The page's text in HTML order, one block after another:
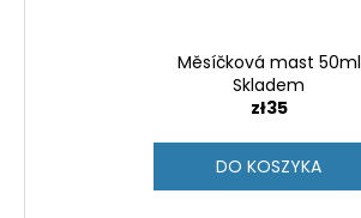
Měsíčková mast 50ml
Skladem
zł35
DO KOSZYKA